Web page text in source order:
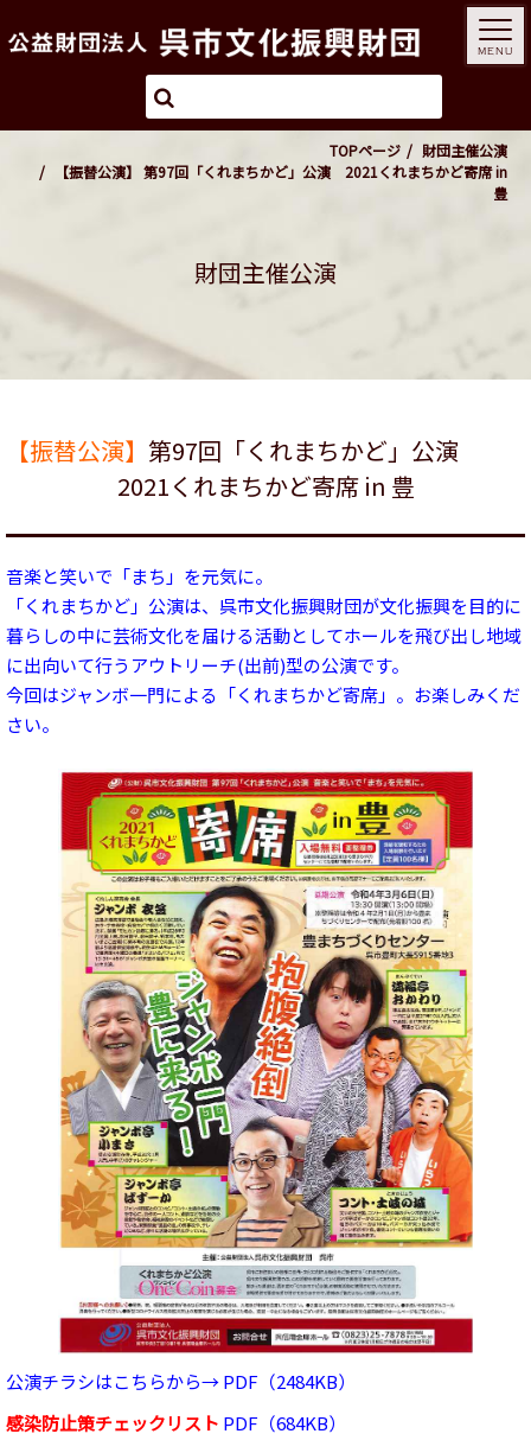
TOPページ
財団主催公演
【振替公演】 第97回「くれまちかど」公演 2021くれまちかど寄席 in
豊
財団主催公演
【振替公演】 第97回「くれまちかど」公演
2021くれまちかど寄席 in 豊
音楽と笑いで「まち」を元気に。
「くれまちかど」公演は、呉市文化振興財団が文化振興を目的に
暮らしの中に芸術文化を届ける活動としてホールを飛び出し地域
に出向いて行うアウトリーチ(出前)型の公演です。
今回はジャンボ一門による「くれまちかど寄席」。お楽しみくだ
さい。
公演チラシはこちらから→ PDF（2484KB）
感染防止策チェックリスト PDF（684KB）
MENU